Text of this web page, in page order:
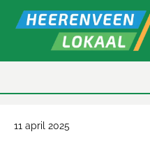
11 april 2025